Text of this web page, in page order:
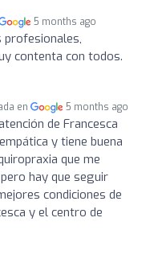
5 months ago
profesionales,
contenta con todos.
en 5 months ago
de Francesca
y tiene buena
que me
hay que seguir
condiciones de
y el centro de